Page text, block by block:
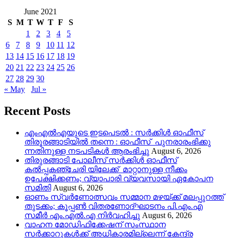
June 2021
S M T W T F
S
1
2 3 4
5
6
7 8 9 10 11 12
13 14 15 16 17 18 19
20 21 22 23 24 25 26
27 28 29 30
« May
Jul »
Recent Posts
എംഎൽഎയുടെ ഇടപെടൽ : സര്‍ക്കിള്‍ ഓഫീസ്
തിരൂരങ്ങാടിയിൽ തന്നെ : ഓഫീസ് പുനരാരംഭിക്കു
ന്നതിനുള്ള നടപടികൾ ആരംഭിച്ചു August 6, 2026
തിരുരങ്ങാടി പോലീസ് സർക്കിൾ ഓഫീസ്
കൽപ്പകഞ്ചേരി യിലേക്ക് മാറ്റാനുള്ള നീക്കം
ഉപേക്ഷിക്കണം; വ്യാപാരി വ്യവസായി ഏകോപന
സമിതി August 6, 2026
ഓണം സ്വർണോത്സവം സമ്മാന മഴയ്ക്ക് മലപ്പുറത്ത്
തുടക്കം; കൂപ്പൺ വിതരണോദ്ഘാടനം പി.എം.എ
സമീർ എം.എൽ.എ നിർവഹിച്ചു August 6, 2026
വാഹന മോഡിഫിക്കേഷന് സംസ്ഥാന
സർക്കാറുകൾക്ക് അധികാരമില്ലെന്ന് കേന്ദ്ര